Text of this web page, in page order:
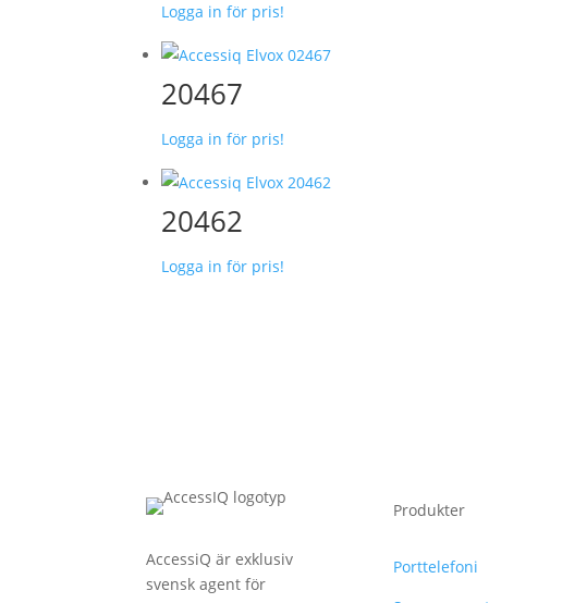
Logga in för pris!
20467
Logga in för pris!
20462
Logga in för pris!
AccessiQ är exklusiv
svensk agent för
Produkter
Porttelefoni